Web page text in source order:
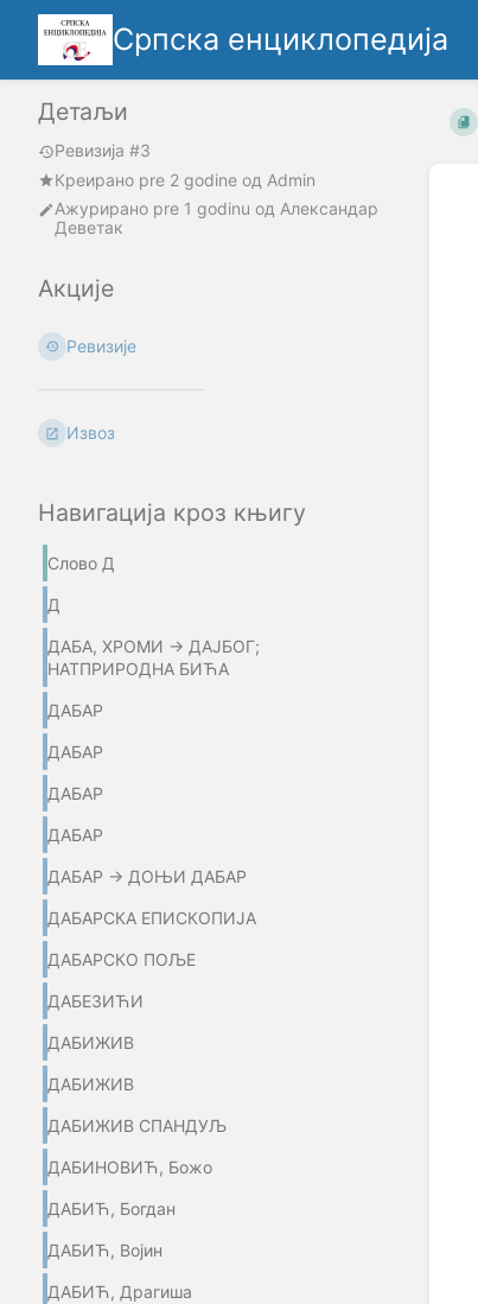
Српска енциклопедија
Детаљи
Ревизија #3
Креирано pre 2 godine oд Admin
Ажурирано pre 1 godinu од Александар
Деветак
Акције
Ревизије
Извоз
Навигација кроз књигу
Слово Д
Д
ДАБА, ХРОМИ → ДАЈБОГ;
НАТПРИРОДНА БИЋА
ДАБАР
ДАБАР
ДАБАР
ДАБАР
ДАБАР → ДОЊИ ДАБАР
ДАБАРСКА ЕПИСКОПИЈА
ДАБАРСКО ПОЉЕ
ДАБЕЗИЋИ
ДАБИЖИВ
ДАБИЖИВ
ДАБИЖИВ СПАНДУЉ
ДАБИНОВИЋ, Божо
ДАБИЋ, Богдан
ДАБИЋ, Војин
ДАБИЋ, Драгиша